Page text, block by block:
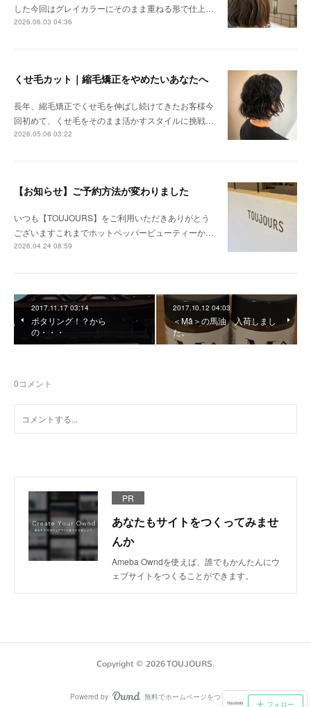
した今回はグレイカラーにそのまま重ねる形で仕上…
2026.06.03 04:36
くせ毛カット｜縮毛矯正をやめたいあなたへ
長年、縮毛矯正でくせ毛を伸ばし続けてきたお客様今
回初めて、くせ毛をそのまま活かすスタイルに挑戦…
2026.05.06 03:22
【お知らせ】ご予約方法が変わりました
いつも【TOUJOURS】をご利用いただきありがとう
ございますこれまでホットペッパービューティーか…
2026.04.24 08:59
2017.11.17 03:14
ポタリング！？から
の・・・
2017.10.12 04:03
＜Mâ＞の馬油 入荷しまし
た。
0コメント
PR
あなたもサイトをつくってみませ
んか
Ameba Owndを使えば、誰でもかんたんにウ
ェブサイトをつくることができます。
フォロー
Copyright © 2026TOUJOURS.
Powered by AmebaOwnd
無料でホームページをつくろう